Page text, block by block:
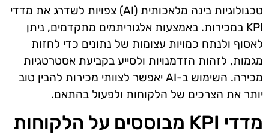
טכנולוגיות בינה מלאכותית (AI) צפויות לשדרג את מדדי
KPI במכירות. באמצעות אלגוריתמים מתקדמים, ניתן
לאסוף ולנתח כמויות עצומות של נתונים כדי לחזות
מגמות, לזהות הזדמנויות ולסייע בקביעת אסטרטגיות
מכירה. השימוש ב-AI יאפשר לצוותי מכירות להבין טוב
יותר את הצרכים של הלקוחות ולפעול בהתאם.
מדדי KPI מבוססים על הלקוחות